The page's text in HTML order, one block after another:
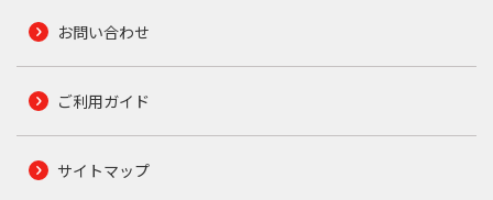
お問い合わせ
ご利用ガイド
サイトマップ